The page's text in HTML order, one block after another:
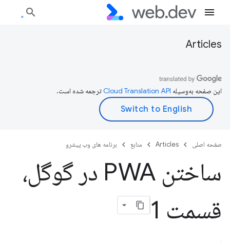
Articles
این صفحه به‌وسیله ترجمه شده است.
صفحه اصلی Articles منابع برنامه های وب پیشرو
ساختن PWA در گوگل،
قسمت 1